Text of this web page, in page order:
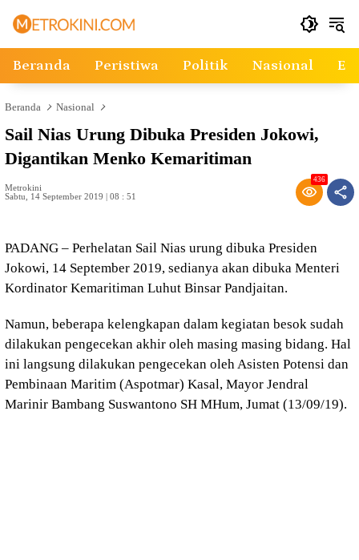
Beranda Peristiwa Politik Nasional
Beranda Nasional
Sail Nias Urung Dibuka Presiden Jokowi,
Digantikan Menko Kemaritiman
Metrokini
Sabtu, 14 September 2019 | 08 : 51
436
PADANG – Perhelatan Sail Nias urung dibuka Presiden
Jokowi, 14 September 2019, sedianya akan dibuka Menteri
Kordinator Kemaritiman Luhut Binsar Pandjaitan.
Namun, beberapa kelengkapan dalam kegiatan besok sudah
dilakukan pengecekan akhir oleh masing masing bidang. Hal
ini langsung dilakukan pengecekan oleh Asisten Potensi dan
Pembinaan Maritim (Aspotmar) Kasal, Mayor Jendral
Marinir Bambang Suswantono SH MHum, Jumat (13/09/19).